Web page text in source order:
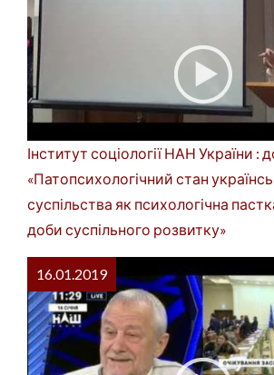
Інститут соціології НАН України :
«Патопсихологічний стан
суспільства як психологічна
доби суспільного розвитку»
16.01.2019